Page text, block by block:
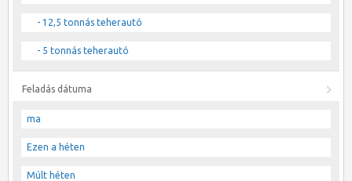
- 12,5 tonnás teherautó
- 5 tonnás teherautó
Feladás dátuma
ma
Ezen a héten
Múlt héten